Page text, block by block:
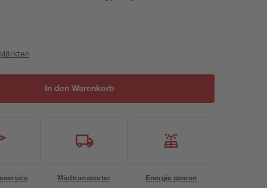
In den Warenkorb
Miettransporter Energie sparen